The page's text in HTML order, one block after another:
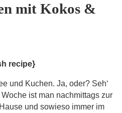
mit Kokos &
recipe}
und Kuchen. Ja, oder? Seh‘
ist man nachmittags zur
und sowieso immer im